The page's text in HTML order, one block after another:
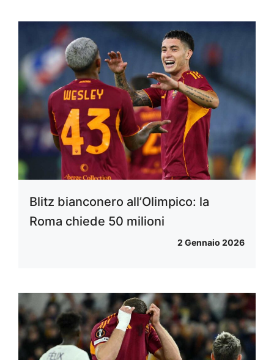
Blitz bianconero all’Olimpico: la
Roma chiede 50 milioni
2 Gennaio 2026